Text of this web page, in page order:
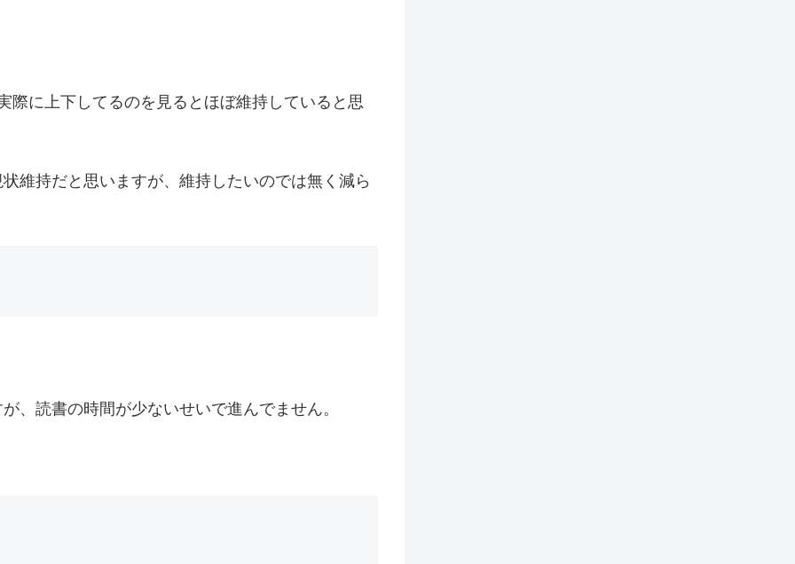
際に上下してるのを見るとほぼ維持していると思
維持だと思いますが、維持したいのでは無く減ら
、読書の時間が少ないせいで進んでません。